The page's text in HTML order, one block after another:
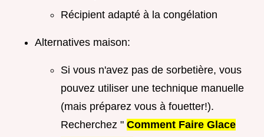
Récipient adapté à la congélation
Alternatives maison:
Si vous n'avez pas de sorbetière, vous
pouvez utiliser une technique manuelle
(mais préparez vous à fouetter!).
Recherchez " Comment Faire Glace